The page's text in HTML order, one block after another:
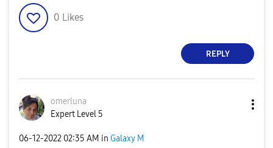
0 Likes
REPLY
omerluna
Expert Level 5
‎06-12-2022 02:35 AM in Galaxy M